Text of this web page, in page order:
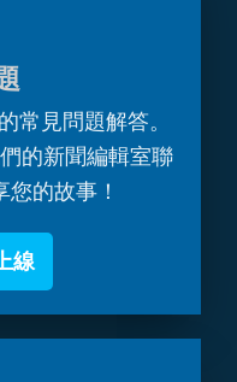
常見問題解答。
的新聞編輯室聯
的故事！
線